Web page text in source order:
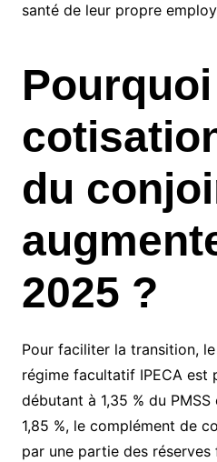
santé de leur propre
du
2025 ?
Pour faciliter la transition,
régime facultatif IPECA est
débutant à 1,35 % du
1,85 %, le complément de
par une partie des